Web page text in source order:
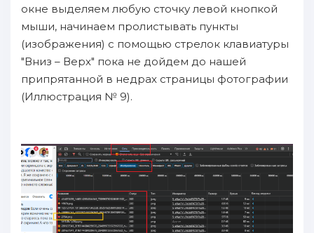
окне выделяем любую сточку левой кнопкой
мыши, начинаем пролистывать пункты
(изображения) с помощью стрелок клавиатуры
"Вниз – Верх" пока не дойдем до нашей
припрятанной в недрах страницы фотографии
(Иллюстрация № 9).